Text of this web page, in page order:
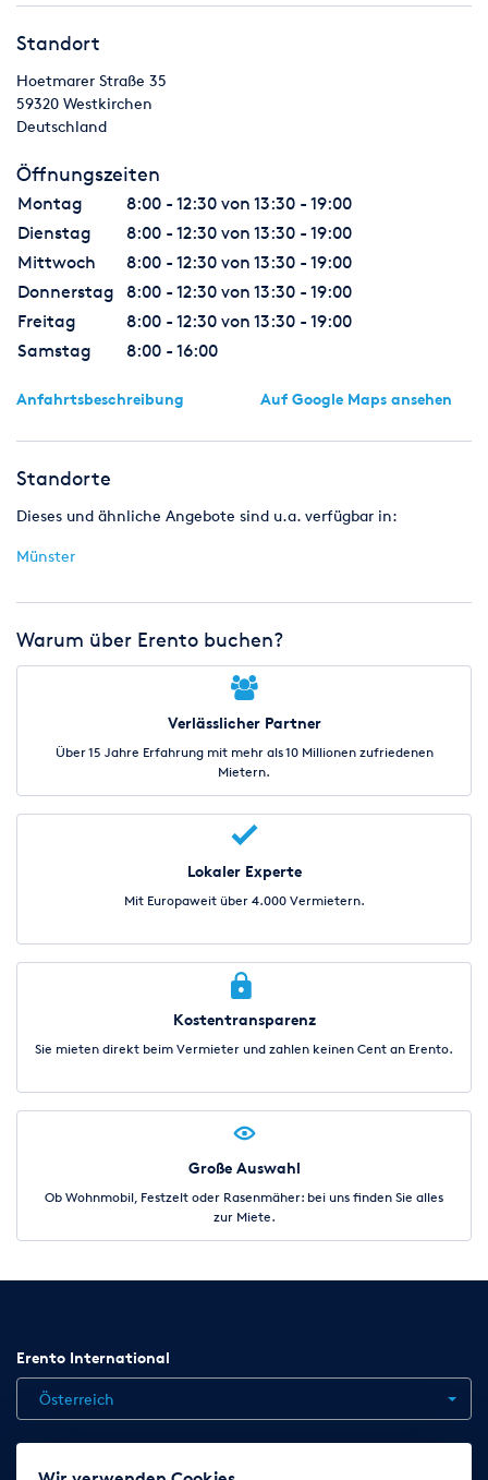
Standort
Hoetmarer Straße 35
59320 Westkirchen
Deutschland
Öffnungszeiten
Montag
8:00 - 12:30 von 13:30 - 19:00
Dienstag
8:00 - 12:30 von 13:30 - 19:00
Mittwoch
8:00 - 12:30 von 13:30 - 19:00
Donnerstag
8:00 - 12:30 von 13:30 - 19:00
Freitag
8:00 - 12:30 von 13:30 - 19:00
Samstag
8:00 - 16:00
Anfahrtsbeschreibung Auf Google Maps ansehen
Standorte
Dieses und ähnliche Angebote sind u.a. verfügbar in:
Münster
Warum über Erento buchen?
Verlässlicher Partner
Über 15 Jahre Erfahrung mit mehr als 10 Millionen zufriedenen
Mietern.
Lokaler Experte
Mit Europaweit über 4.000 Vermietern.
Kostentransparenz
Sie mieten direkt beim Vermieter und zahlen keinen Cent an Erento.
Große Auswahl
Ob Wohnmobil, Festzelt oder Rasenmäher: bei uns finden Sie alles
zur Miete.
Erento International
Österreich
Jobs Kontakt News